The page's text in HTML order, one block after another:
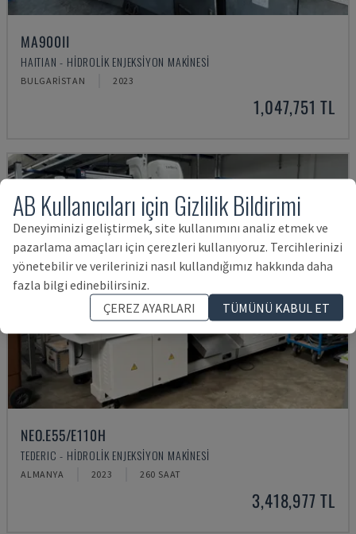
MA900ІІ
HAITIAN - HIDROLIK ENJEKSIYON MAKINESI
BULGARISTAN 2023
1,047,751 TL
NEO.E55/E110H
TEDERIC - HIDROLIK ENJEKSIYON MAKINESI
ALMANYA 2023 260 SAAT
3,418,977 TL
AB Kullanıcıları için Gizlilik Bildirimi
Deneyiminizi geliştirmek, site kullanımını analiz etmek ve
pazarlama amaçları için çerezleri kullanıyoruz. Tercihlerinizi
yönetebilir ve verilerinizi nasıl kullandığımız hakkında daha
fazla bilgi edinebilirsiniz.
ÇEREZ AYARLARI
TÜMÜNÜ KABUL ET